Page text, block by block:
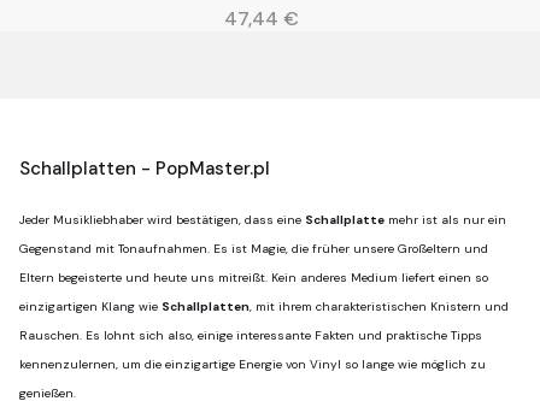
Preis
47,44 €
Schallplatten - PopMaster.pl
Jeder Musikliebhaber wird bestätigen, dass eine Schallplatte mehr ist als nur ein
Gegenstand mit Tonaufnahmen. Es ist Magie, die früher unsere Großeltern und
Eltern begeisterte und heute uns mitreißt. Kein anderes Medium liefert einen so
einzigartigen Klang wie Schallplatten, mit ihrem charakteristischen Knistern und
Rauschen. Es lohnt sich also, einige interessante Fakten und praktische Tipps
kennenzulernen, um die einzigartige Energie von Vinyl so lange wie möglich zu
genießen.